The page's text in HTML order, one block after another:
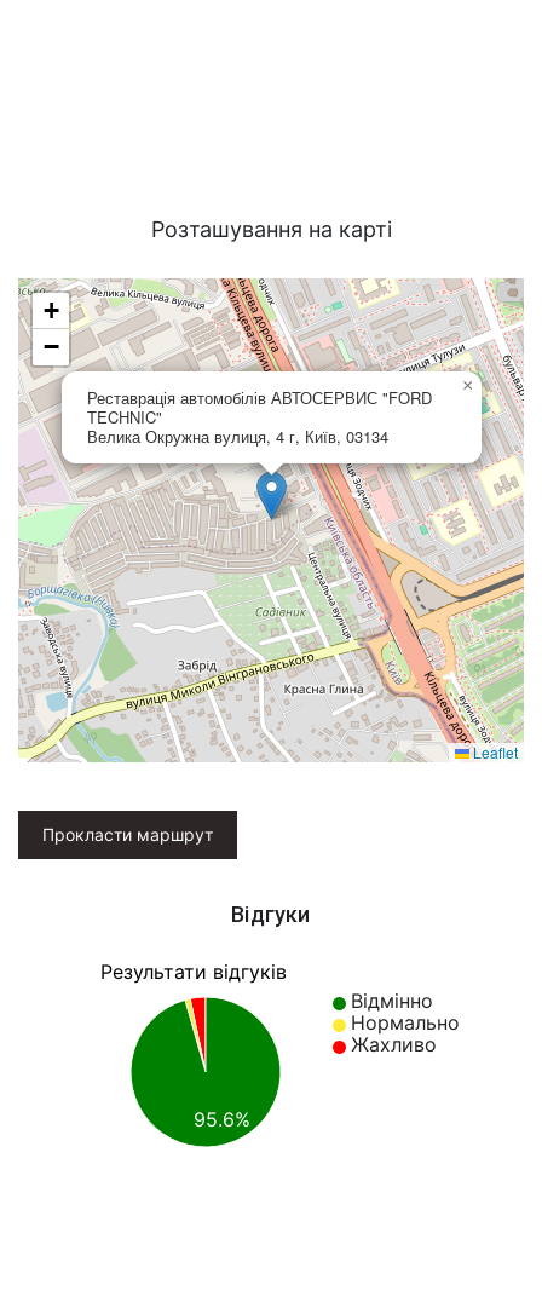
Розташування на карті
Реставрація автомобілів АВТОСЕРВИС "FORD
TECHNIC"
Велика Окружна вулиця, 4 г, Київ, 03134
×
+
−
Leaflet
Прокласти маршрут
Відгуки
Результати відгуків
Відмінно
Нормально
Жахливо
95.6%